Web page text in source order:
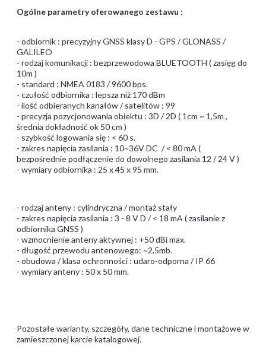
Ogólne parametry oferowanego zestawu :
- odbiornik : precyzyjny GNSS klasy D - GPS / GLONASS /
GALILEO
- rodzaj komunikacji : bezprzewodowa BLUETOOTH ( zasięg do
10m )
- standard : NMEA 0183 / 9600 bps.
- czułość odbiornika : lepsza niż 170 dBm
- ilość odbieranych kanałów / satelitów : 99
- precyzja pozycjonowania obiektu : 3D / 2D ( 1cm ~ 1,5m ,
średnia dokładność ok 50 cm )
- szybkość logowania się : < 60 s.
- zakres napięcia zasilania : 10~36V DC / < 80 mA (
bezpośrednie podłączenie do dowolnego zasilania 12 / 24 V )
- wymiary odbiornika : 25 x 45 x 95 mm.
- rodzaj anteny : cylindryczna / montaż stały
- zakres napięcia zasilania : 3 - 8 V D / < 18 mA ( zasilanie z
odbiornika GNSS )
- wzmocnienie anteny aktywnej : +50 dBi max.
- długość przewodu antenowego: ~2,5mb.
- obudowa / klasa ochronności : udaro-odporna / IP 66
- wymiary anteny : 50 x 50 mm.
Pozostałe warianty, szczegóły, dane techniczne i montażowe w
zamieszczonej karcie katalogowej.